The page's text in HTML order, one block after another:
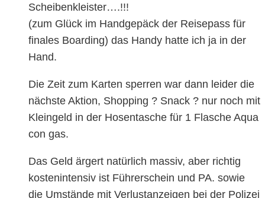
Scheibenkleister….!!!
(zum Glück im Handgepäck der Reisepass für
finales Boarding) das Handy hatte ich ja in der
Hand.
Die Zeit zum Karten sperren war dann leider die
nächste Aktion, Shopping ? Snack ? nur noch mit
Kleingeld in der Hosentasche für 1 Flasche Aqua
con gas.
Das Geld ärgert natürlich massiv, aber richtig
kostenintensiv ist Führerschein und PA. sowie
die Umstände mit Verlustanzeigen bei der Polizei